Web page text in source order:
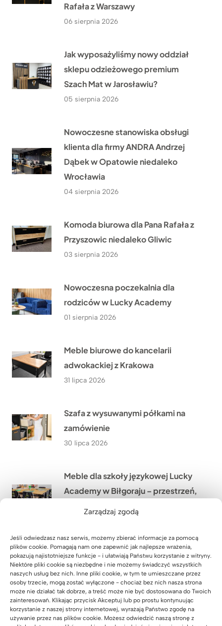
Zarządzaj zgodą
Jeśli odwiedzasz nasz serwis, możemy zbierać informacje za pomocą
plików cookie. Pomagają nam one zapewnić jak najlepsze wrażenia,
pokazują najistotniejsze funkcje - i ułatwiają Państwu korzystanie z witryny.
Niektóre pliki cookie są niezbędne i nie możemy świadczyć wszystkich
naszych usług bez nich. Inne pliki cookie, w tym te umieszczane przez
osoby trzecie, mogą zostać wyłączone - chociaż bez nich nasza strona
może nie działać tak dobrze, a treść może nie być dostosowana do Twoich
zainteresowań. Klikając przycisk Akceptuj lub po prostu kontynuując
korzystanie z naszej strony internetowej, wyrażają Państwo zgodę na
używanie przez nas plików cookie. Możesz odwiedzić naszą stronę z
Rafała z Warszawy
06 sierpnia 2026
Jak wyposażyliśmy nowy oddział
sklepu odzieżowego premium
Szach Mat w Jarosławiu?
05 sierpnia 2026
Nowoczesne stanowiska obsługi
klienta dla firmy ANDRA Andrzej
Dąbek w Opatowie niedaleko
Wrocławia
04 sierpnia 2026
Komoda biurowa dla Pana Rafała z
Przyszowic niedaleko Gliwic
03 sierpnia 2026
Nowoczesna poczekalnia dla
rodziców w Lucky Academy
01 sierpnia 2026
Meble biurowe do kancelarii
adwokackiej z Krakowa
31 lipca 2026
Szafa z wysuwanymi półkami na
zamówienie
30 lipca 2026
Meble dla szkoły językowej Lucky
Academy w Biłgoraju – przestrzeń,
Meble biurowe dla Kancelarii
Adwokackiej Adwokat Marty
Giezowskiej w Zielonej Górze
28 lipca 2026